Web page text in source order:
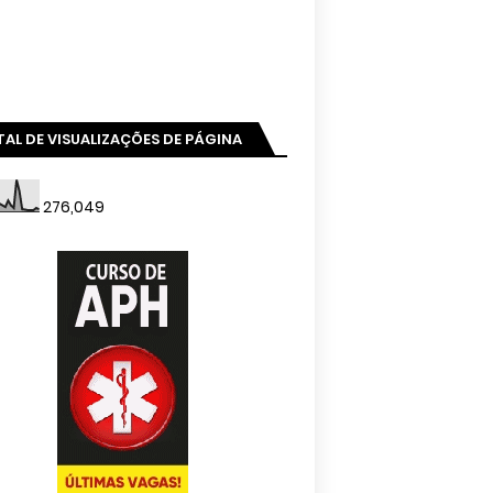
DE VISUALIZAÇÕES DE PÁGINA
276,049